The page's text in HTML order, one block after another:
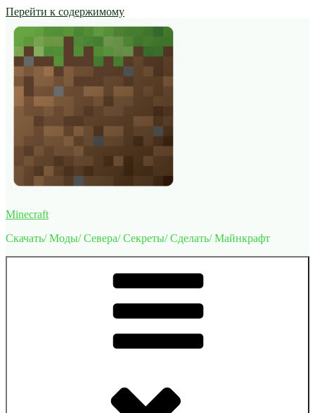
Перейти к содержимому
Minecraft
Скачать/ Моды/ Севера/ Секреты/ Сделать/ Майнкрафт